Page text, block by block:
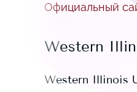
Официальный
Western
Western Illinois